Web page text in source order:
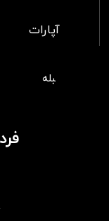
آپارات
​بلبله​​​​​​​بله